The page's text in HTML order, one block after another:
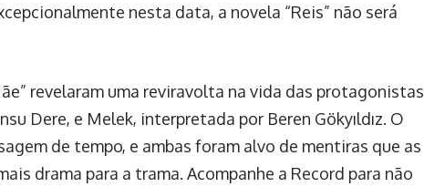
nesta data, a novela “Reis” não será
revelaram uma reviravolta na vida das protagonistas
Dere, e Melek, interpretada por Beren Gökyıldız. O
de tempo, e ambas foram alvo de mentiras que as
drama para a trama. Acompanhe a Record para não